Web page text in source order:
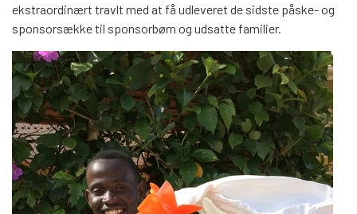
FAQ
BLIV FADDER
WEBSHOP
ekstraordinært travlt med at få udleveret de sidste påske- og
sponsorsække til sponsorbørn og udsatte familier.